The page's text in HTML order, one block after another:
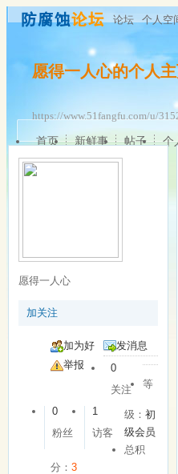
论坛 个人空
愿得一人心的个人
https://www.51fangfu.com/u/
首页 新鲜事 帖子 个
愿得一人心
加关注
加为好
友
发消息
举报
0
关注
0
粉丝
1
访客
等
级：初
级会员
总积
分： 3